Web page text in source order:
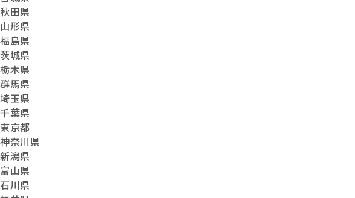
秋田県
山形県
福島県
茨城県
栃木県
群馬県
埼玉県
千葉県
東京都
神奈川県
新潟県
富山県
石川県